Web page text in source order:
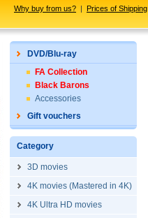
Why buy from us? | Prices of Shipping
DVD/Blu-ray
FA Collection
Black Barons
Accessories
Gift vouchers
Category
3D movies
4K movies (Mastered in 4K)
4K Ultra HD movies